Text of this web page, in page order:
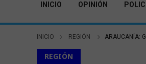
INICIO OPINIÓN
INICIO REGIÓN ARAUCANÍA:
REGIÓN